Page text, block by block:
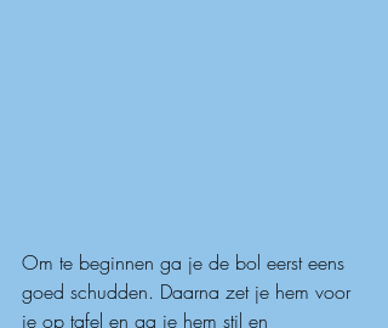
Om te beginnen ga je de bol eerst eens
goed schudden. Daarna zet je hem voor
je op tafel en ga je hem stil en